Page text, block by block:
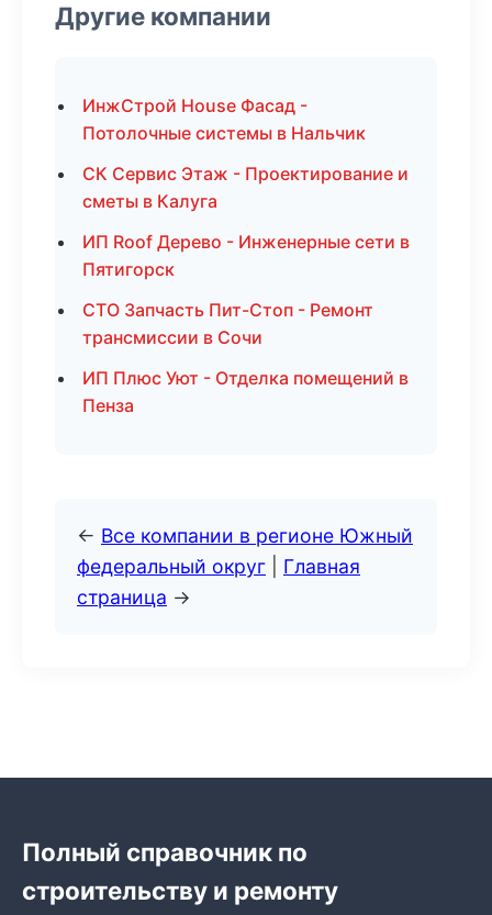
Другие компании
ИнжСтрой House Фасад -
Потолочные системы в Нальчик
СК Сервис Этаж - Проектирование и
сметы в Калуга
ИП Roof Дерево - Инженерные сети в
Пятигорск
СТО Запчасть Пит-Стоп - Ремонт
трансмиссии в Сочи
ИП Плюс Уют - Отделка помещений в
Пенза
← Все компании в регионе Южный
федеральный округ
Главная
страница →
Полный справочник по
строительству и ремонту